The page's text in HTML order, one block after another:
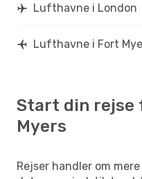
Lufthavne i London
Lufthavne i Fort
Start din rejse
Myers
Rejser handler om